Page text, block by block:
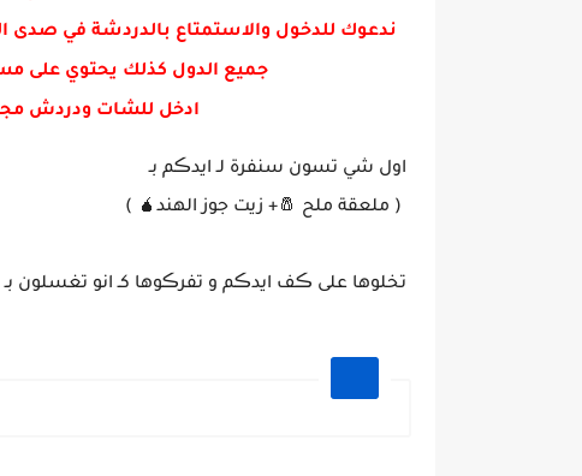
ندعوك للدخول والاستمتاع بالدردشة في
جميع الدول كذلك يحتوي على
ادخل للشات ودردش
اول شي تسون سنفرة لـ ايدڪم بـ
( ملعقة ملح 🧂+ زيت جوز الهند🧉 )
تخلوها على ڪف ايدڪم و تفرڪوها كـ انو تغسلون